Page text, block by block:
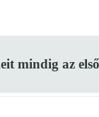
mindig az